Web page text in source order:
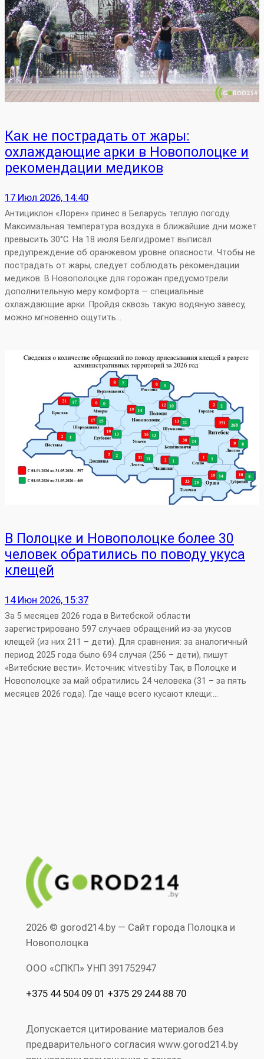
Как не пострадать от жары:
охлаждающие арки в Новополоцке и
рекомендации медиков
17 Июл 2026, 14:40
Антициклон «Лорен» принес в Беларусь теплую погоду.
Максимальная температура воздуха в ближайшие дни может
превысить 30°С. На 18 июля Белгидромет выписал
предупреждение об оранжевом уровне опасности. Чтобы не
пострадать от жары, следует соблюдать рекомендации
медиков. В Новополоцке для горожан предусмотрели
дополнительную меру комфорта — специальные
охлаждающие арки. Пройдя сквозь такую водяную завесу,
можно мгновенно ощутить…
В Полоцке и Новополоцке более 30
человек обратились по поводу укуса
клещей
14 Июн 2026, 15:37
За 5 месяцев 2026 года в Витебской области
зарегистрировано 597 случаев обращений из‑за укусов
клещей (из них 211 – дети). Для сравнения: за аналогичный
период 2025 года было 694 случая (256 – дети), пишут
«Витебские вести». Источник: vitvesti.by Так, в Полоцке и
Новополоцке за май обратились 24 человека (31 – за пять
месяцев 2026 года). Где чаще всего кусают клещи:…
2026 © gorod214.by — Сайт города Полоцка и
Новополоцка
ООО «СПКП» УНП ‎391752947
+375 44 504 09 01 +375 29 244 88 70
Допускается цитирование материалов без
предварительного согласия www.gorod214.by